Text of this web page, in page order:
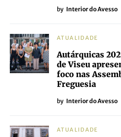
by Interior do Avesso
ATUALIDADE
Autárquicas
de Viseu
foco nas
Freguesia
by Interior do Avesso
ATUALIDADE